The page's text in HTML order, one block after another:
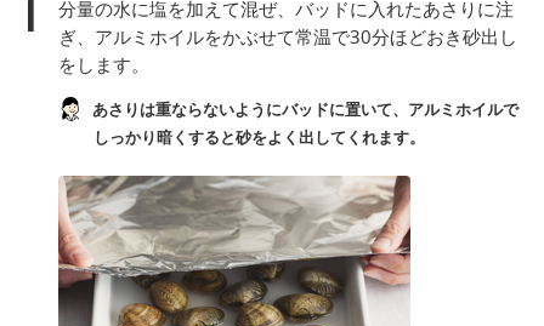
分量の水に塩を加えて混ぜ、バッドに入れたあさりに注
ぎ、アルミホイルをかぶせて常温で30分ほどおき砂出し
をします。
あさりは重ならないようにバッドに置いて、アルミホイルで
しっかり暗くすると砂をよく出してくれます。